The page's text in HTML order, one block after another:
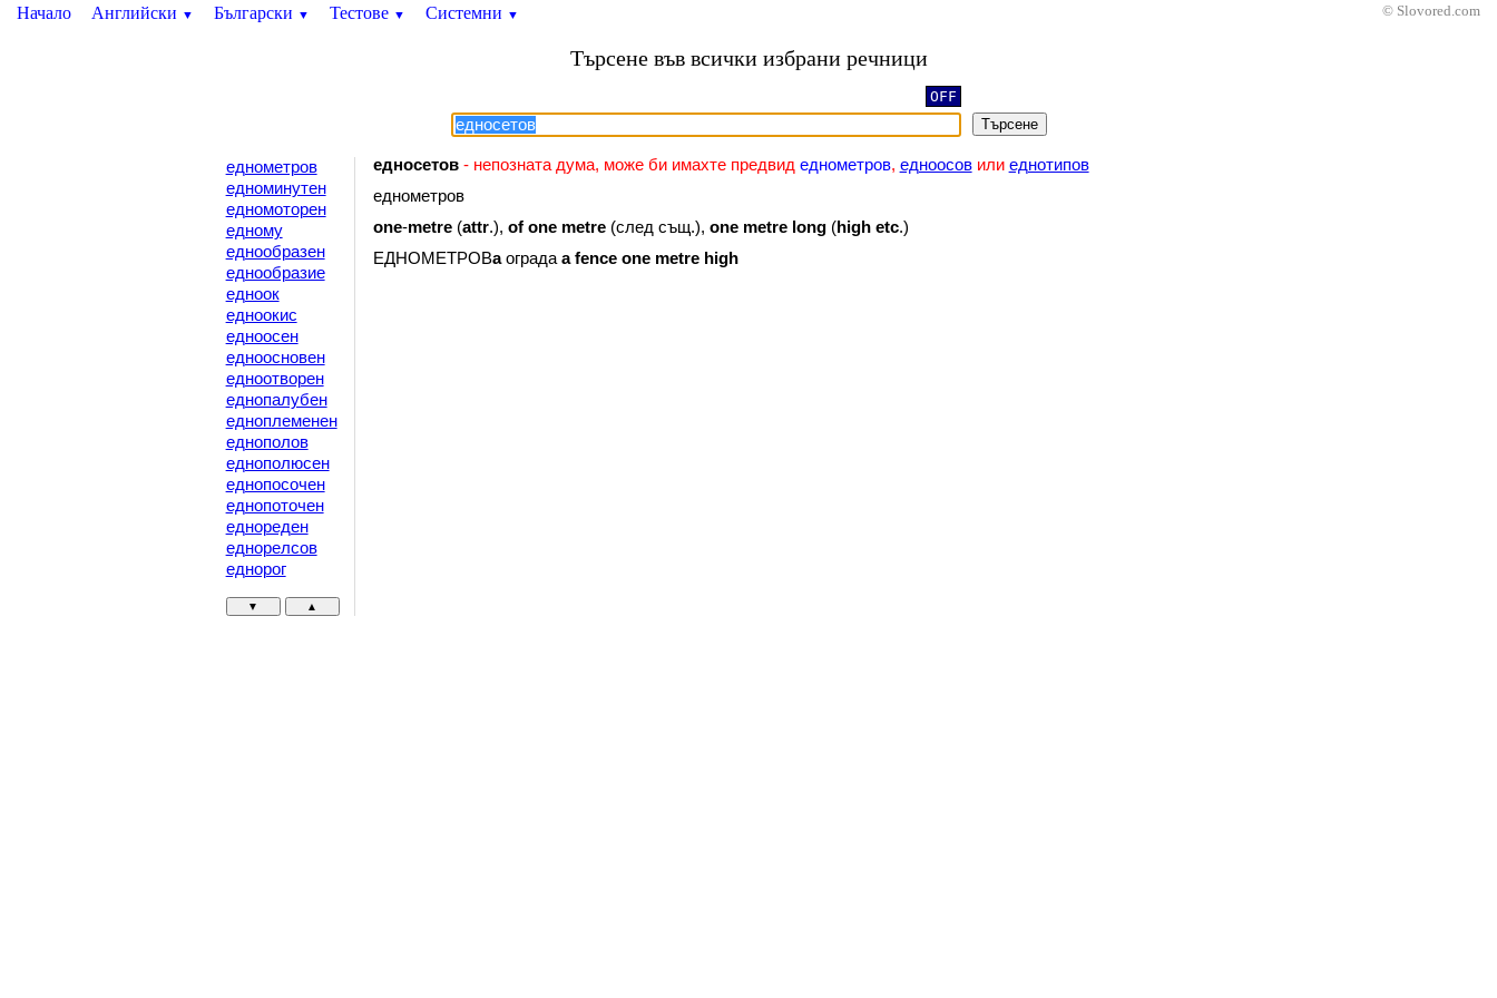
Начало Английски ▼ Български ▼ Тестове ▼ Системни ▼ © Slovored.com
Търсене във всички избрани речници
OFF
Търсене
еднометров
едноминутен
едномоторен
едному
еднообразен
еднообразие
едноок
едноокис
едноосен
едноосновен
едноотворен
еднопалубен
едноплеменен
еднополов
еднополюсен
еднопосочен
еднопоточен
еднореден
еднорелсов
еднорог
▼ ▲
едносетов- непозната дума, може би имахте предвид еднометров, едноосовили еднотипов
еднометров
one-metre(attr.), of one metre(след същ.), one metre long(high etc.)
ЕДНОМЕТРОВaоградаa fence one metre high